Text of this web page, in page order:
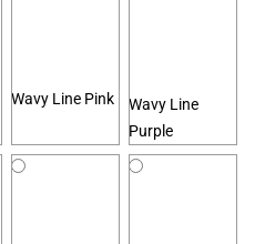
Wavy Line Pink
Wavy Line
Purple